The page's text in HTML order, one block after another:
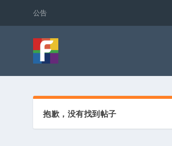
公告
抱歉，没有找到帖子